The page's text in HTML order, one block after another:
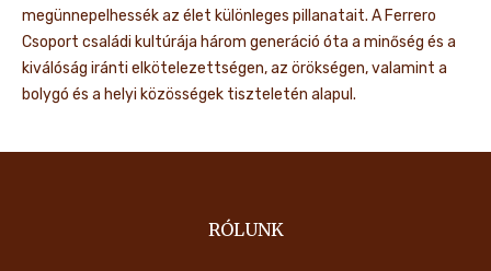
megünnepelhessék az élet különleges pillanatait. A Ferrero
Csoport családi kultúrája három generáció óta a minőség és a
kiválóság iránti elkötelezettségen, az örökségen, valamint a
bolygó és a helyi közösségek tiszteletén alapul.
RÓLUNK